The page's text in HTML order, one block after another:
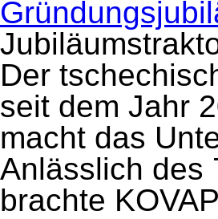
Der
seit dem Jahr
macht das
Anlässlich des
brachte